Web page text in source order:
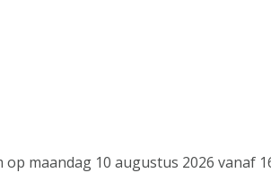
maandag 10 augustus 2026 vanaf